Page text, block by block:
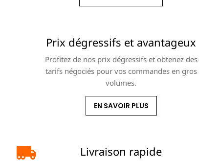
Prix dégressifs et avantageux
Profitez de nos prix dégressifs et obtenez des
tarifs négociés pour vos commandes en gros
volumes.
EN SAVOIR PLUS
Livraison rapide